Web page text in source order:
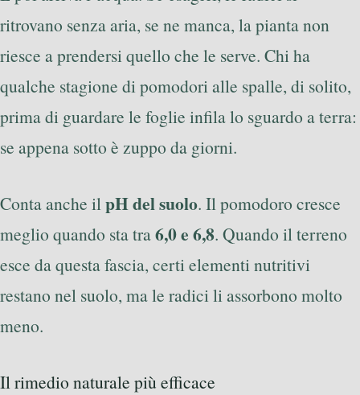
ritrovano senza aria, se ne manca, la pianta non
riesce a prendersi quello che le serve. Chi ha
qualche stagione di pomodori alle spalle, di solito,
prima di guardare le foglie infila lo sguardo a terra:
se appena sotto è zuppo da giorni.
Conta anche ilpH del suolo. Il pomodoro cresce
meglio quando sta tra6,0 e 6,8. Quando il terreno
esce da questa fascia, certi elementi nutritivi
restano nel suolo, ma le radici li assorbono molto
meno.
Il rimedio naturale più efficace